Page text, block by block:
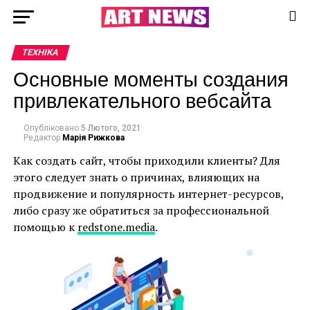
ТЕХНІКА
Основные моменты создания
привлекательного вебсайта
Опубліковано 5 Лютого, 2021
Редактор Марія Рижкова
Как создать сайт, чтобы приходили клиенты? Для
этого следует знать о причинах, влияющих на
продвижение и популярность интернет-ресурсов,
либо сразу же обратиться за профессиональной
помощью к redstone.media.